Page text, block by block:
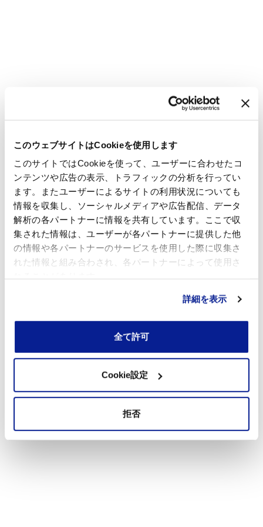
このウェブサイトはCookieを使用します
このサイトではCookieを使って、ユーザーに合わせたコ
ンテンツや広告の表示、トラフィックの分析を行ってい
ます。またユーザーによるサイトの利用状況についても
情報を収集し、ソーシャルメディアや広告配信、データ
解析の各パートナーに情報を共有しています。ここで収
集された情報は、ユーザーが各パートナーに提供した他
の情報や各パートナーのサービスを使用した際に収集さ
れた情報と組み合わされ、各パートナーによって使用さ
詳細を表示
全て許可
Cookie設定
拒否